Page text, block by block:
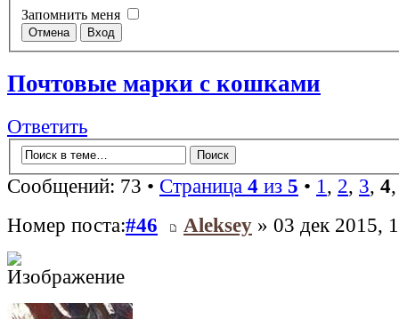
Запомнить меня
Почтовые марки с кошками
Ответить
Сообщений: 73 • Страница 4 из 5 • 1 , 2, 3, 4
Номер поста:#46 Aleksey » 03 дек 2015,